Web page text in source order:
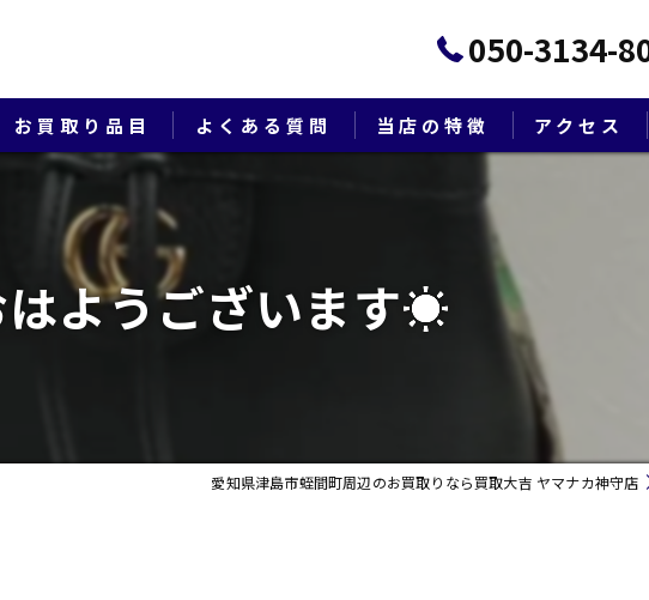
050-3134-
お買取り品目 よくある質問 当店の特徴
切手
生前整理・遺品整理・終活
アクセス
はようございます☀
愛知県津島市蛭間町周辺のお買取りなら買取大吉 ヤマナカ神守店